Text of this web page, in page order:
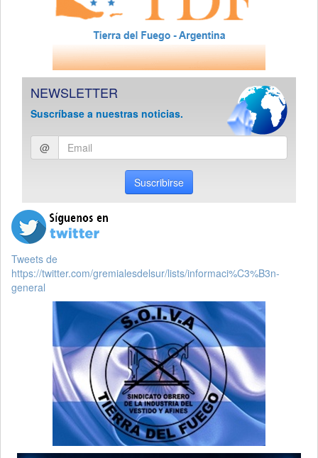
NEWSLETTER
Suscríbase a nuestras noticias.
Ingresar
email
@
Suscribirse
Tweets de
https://twitter.com/gremialesdelsur/lists/informaci%C3%B3n-
general